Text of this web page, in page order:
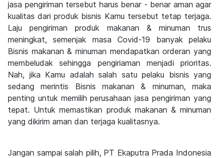
jasa pengiriman tersebut harus benar - benar aman agar
kualitas dari produk bisnis Kamu tersebut tetap terjaga.
Laju pengiriman produk makanan & minuman trus
meningkat, semenjak masa Covid-19 banyak pelaku
Bisnis makanan & minuman mendapatkan orderan yang
membeludak sehingga pengiriaman menjadi prioritas.
Nah, jika Kamu adalah salah satu pelaku bisnis yang
sedang merintis Bisnis makanan & minuman, maka
penting untuk memilih perusahaan jasa pengiriman yang
tepat. Untuk memastikan produk makanan & minuman
yang dikirim aman dan terjaga kualitasnya.
Jangan sampai salah pilih, PT Ekaputra Prada Indonesia